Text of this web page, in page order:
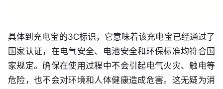
具体到充电宝的3C标识，它意味着该充电宝已经通过了
国家认证，在电气安全、电池安全和环保标准均符合国
家规定。确保在使用过程中不会引起电气火灾、触电等
危险，也不会对环境和人体健康造成危害。这无疑为消